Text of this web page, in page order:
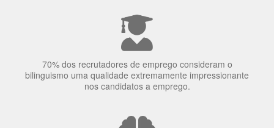
70% dos recrutadores de emprego consideram o
bilinguismo uma qualidade extremamente impressionante